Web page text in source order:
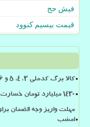
فیش حج
قیمت بیسیم کنوود
کالا برگ کدملی 3، 4، 5 و 6 شارژ شد
۱۴۳۰ میلیارد تومان خسارت به مالکان خودرو های لطمه دیده جنگ پرداخت گردید
امشب